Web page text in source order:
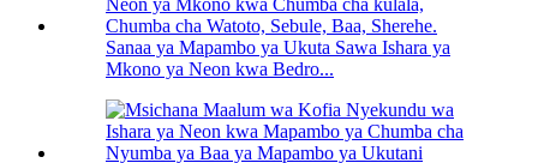
Sanaa ya Mapambo ya Ukuta Sawa Ishara ya
Mkono ya Neon kwa Bedro...